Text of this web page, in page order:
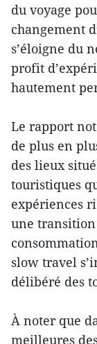
du voyage
changement
s’éloigne du
profit
hautement
Le rapport
de plus en
des lieux
touristiques
expériences
une
slow travel
délibéré des
À noter que
meilleures